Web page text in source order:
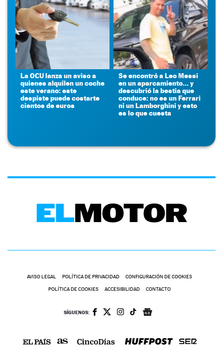
La OCU lanza un aviso a
quienes alquilen un coche
este verano: este
despiste puede costarte
cientos de euros
Se encontró a Leo Messi
en un aparcamiento... y
descubrió la bestia que
conduce: no es un Ferrari
ni un Lamborghini y esto
es lo que cuesta
AVISO LEGAL POLÍTICA DE PRIVACIDAD CONFIGURACIÓN DE COOKIES
POLÍTICA DE COOKIES ACCESIBILIDAD CONTACTO
SÍGUENOS: